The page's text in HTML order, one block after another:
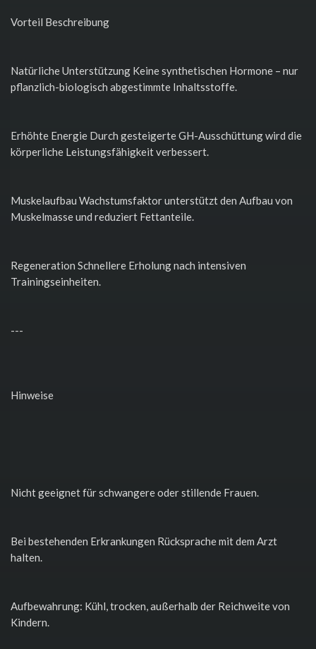
Vorteil Beschreibung
Natürliche Unterstützung Keine synthetischen Hormone – nur
pflanzlich-biologisch abgestimmte Inhaltsstoffe.
Erhöhte Energie Durch gesteigerte GH-Ausschüttung wird die
körperliche Leistungsfähigkeit verbessert.
Muskelaufbau Wachstumsfaktor unterstützt den Aufbau von
Muskelmasse und reduziert Fettanteile.
Regeneration Schnellere Erholung nach intensiven
Trainingseinheiten.
---
Hinweise
Nicht geeignet für schwangere oder stillende Frauen.
Bei bestehenden Erkrankungen Rücksprache mit dem Arzt
halten.
Aufbewahrung: Kühl, trocken, außerhalb der Reichweite von
Kindern.